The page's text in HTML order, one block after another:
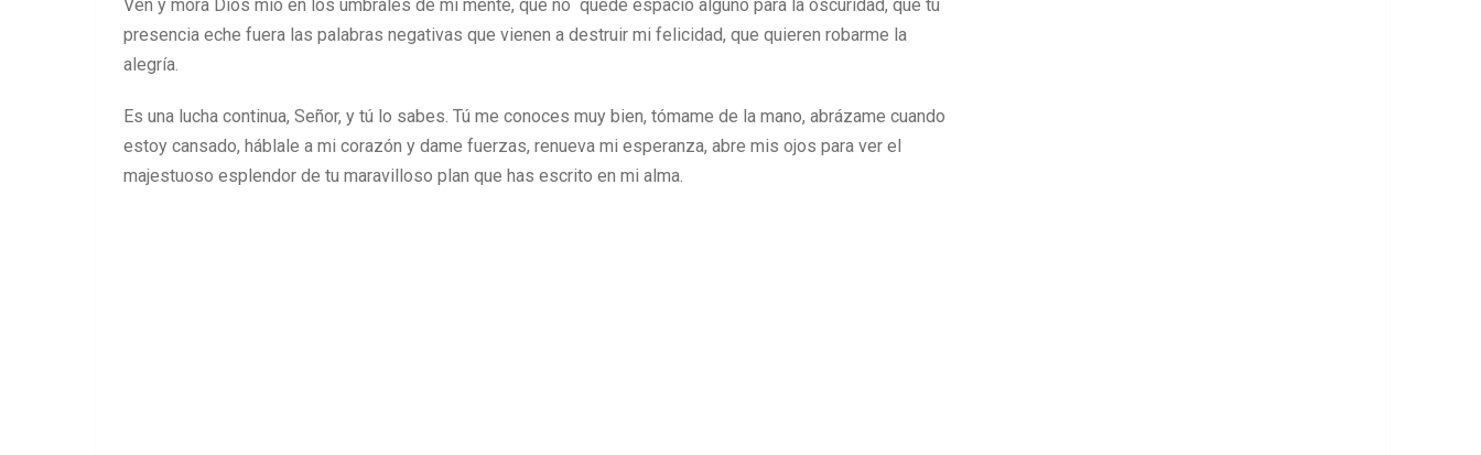
Ven y mora Dios mío en los umbrales de mi mente, que no quede espacio alguno para la oscuridad, que tu
presencia eche fuera las palabras negativas que vienen a destruir mi felicidad, que quieren robarme la
alegría.
Es una lucha continua, Señor, y tú lo sabes. Tú me conoces muy bien, tómame de la mano, abrázame cuando
estoy cansado, háblale a mi corazón y dame fuerzas, renueva mi esperanza, abre mis ojos para ver el
majestuoso esplendor de tu maravilloso plan que has escrito en mi alma.